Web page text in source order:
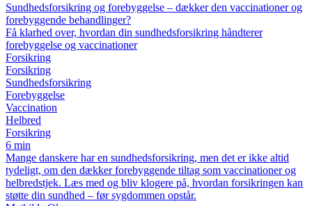
Sundhedsforsikring og forebyggelse – dækker den vaccinationer og
forebyggende behandlinger?
Få klarhed over, hvordan din sundhedsforsikring håndterer
forebyggelse og vaccinationer
Forsikring
Forsikring
Sundhedsforsikring
Forebyggelse
Vaccination
Helbred
Forsikring
6 min
Mange danskere har en sundhedsforsikring, men det er ikke altid
tydeligt, om den dækker forebyggende tiltag som vaccinationer og
helbredstjek. Læs med og bliv klogere på, hvordan forsikringen kan
støtte din sundhed – før sygdommen opstår.